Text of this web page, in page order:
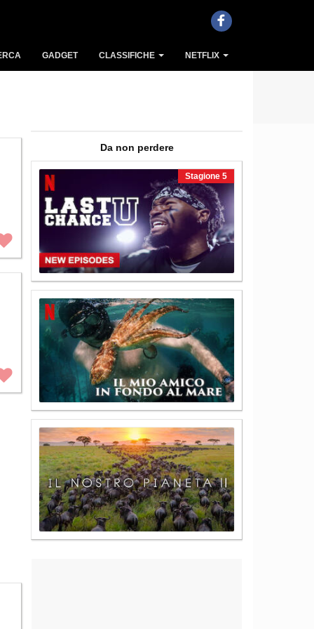
GADGET CLASSIFICHE NETFLIX
Da non perdere
stagione 5